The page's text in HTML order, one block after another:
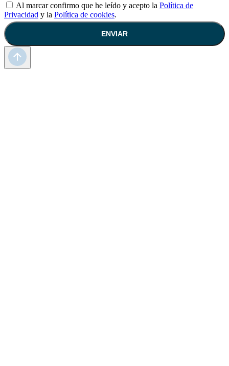
Al marcar confirmo que he leído y acepto la Política de
Privacidad y la Política de cookies.
ENVIAR